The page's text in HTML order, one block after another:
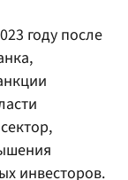
году после
инвесторов.